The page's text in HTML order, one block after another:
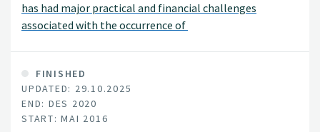
has had major practical and financial challenges
associated with the occurrence of
FINISHED
UPDATED: 29.10.2025
END: DES 2020
START: MAI 2016